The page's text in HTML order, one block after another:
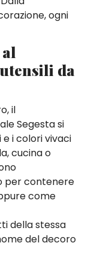
ogni
da
il
Segesta si
i colori vivaci
cucina o
per contenere
come
della stessa
del decoro